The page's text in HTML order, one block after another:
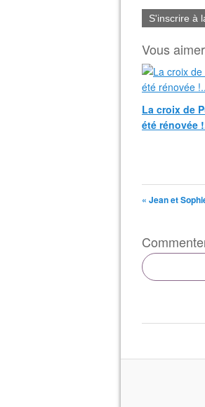
S'inscrire à
Vous
La croix de
été rénovée
« Jean et